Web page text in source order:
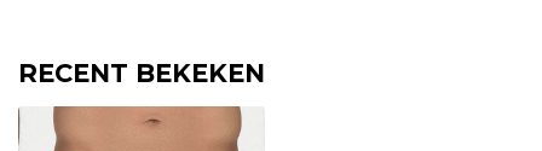
RECENT BEKEKEN